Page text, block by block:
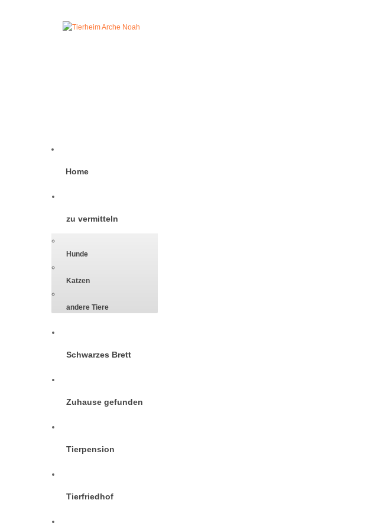
Home
zu vermitteln
Hunde
Katzen
andere Tiere
Schwarzes Brett
Zuhause gefunden
Tierpension
Tierfriedhof